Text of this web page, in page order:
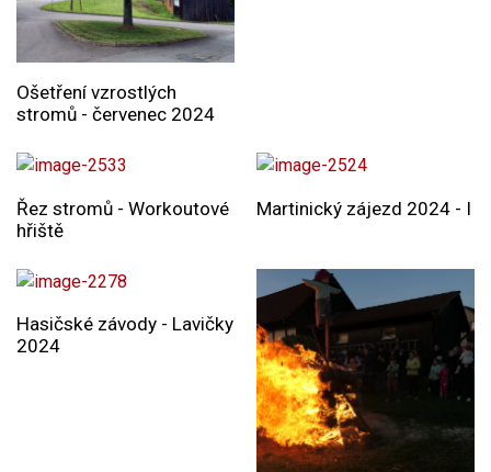
Ošetření vzrostlých
stromů - červenec 2024
Řez stromů - Workoutové
hřiště
Martinický zájezd 2024 - I
Hasičské závody - Lavičky
2024